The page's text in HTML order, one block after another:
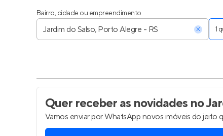
Geração de
Anunciar
Bairro, cidade ou empreendimento
1
Quer receber as novidades no
Vamos enviar por WhatsApp novos imóveis do jeito